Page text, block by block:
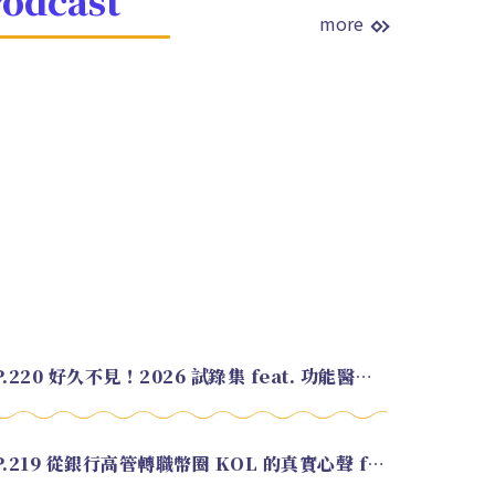
more
EP.220 好久不見！2026 試錄集 feat. 功能醫學營養師 美寶
EP.219 從銀行高管轉職幣圈 KOL 的真實心聲 feat.龜大